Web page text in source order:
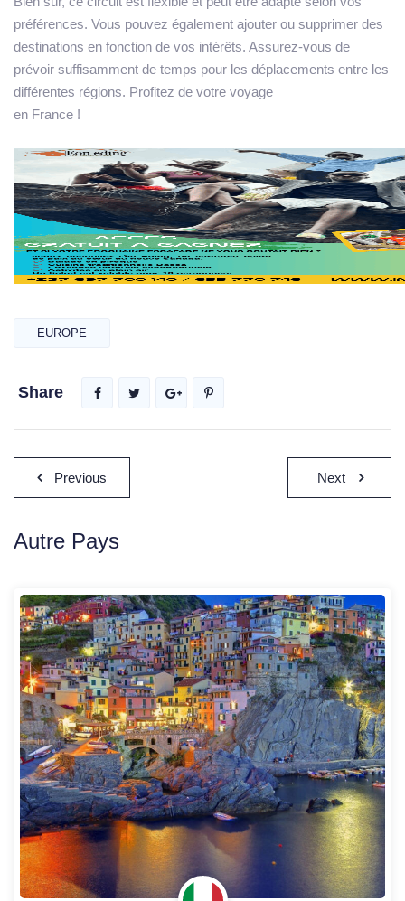
préférences. Vous pouvez également ajouter ou supprimer des
destinations en fonction de vos intérêts. Assurez-vous de
prévoir suffisamment de temps pour les déplacements entre les
différentes régions. Profitez de votre voyage
en France !
EUROPE
Share
Post
navigation
Previous Next
Autre Pays